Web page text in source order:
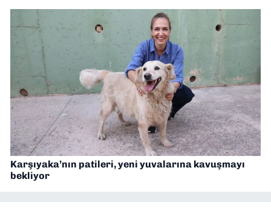
Karşıyaka’nın patileri, yeni yuvalarına kavuşmayı
bekliyor